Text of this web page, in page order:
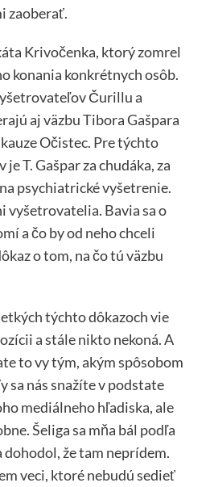
zaoberať.
Krivočenka, ktorý zomrel
konania konkrétnych osôb.
Čurillu a
aj väzbu Tibora Gašpara
Očistec. Pre týchto
T. Gašpar za chudáka, za
psychiatrické vyšetrenie.
vyšetrovatelia. Bavia sa o
a čo by od neho chceli
o tom, na čo tú väzbu
týchto dôkazoch vie
a stále nikto nekoná. A
to vy tým, akým spôsobom
sa nás snažíte v podstate
mediálneho hľadiska, ale
Šeliga sa mňa bál podľa
dohodol, že tam neprídem.
veci, ktoré nebudú sedieť